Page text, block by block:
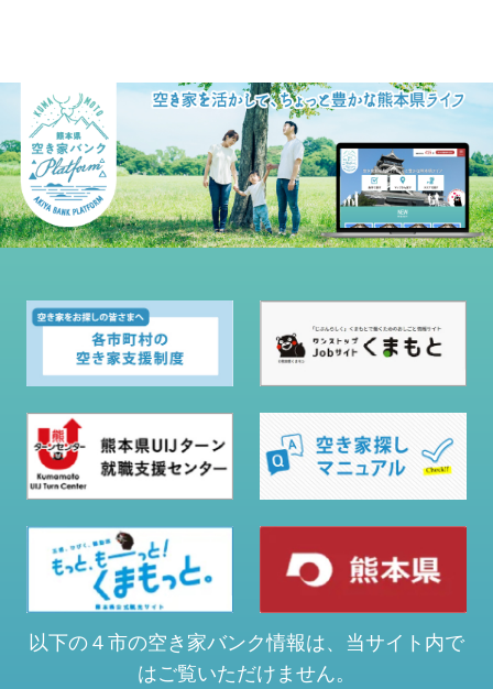
以下の４市の空き家バンク情報は、当サイト内で
はご覧いただけません。